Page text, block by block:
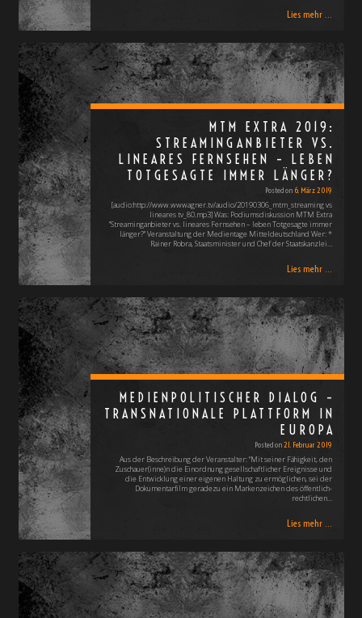
Lies mehr ...
MTM EXTRA 2019:
STREAMINGANBIETER VS.
LINEARES FERNSEHEN – LEBEN
TOTGESAGTE IMMER LÄNGER?
Posted on 6. März 2019
[audio:http://www.wwwagner.tv/audio/20190306_mtm_streaming vs
lineares tv_80.mp3] Was: Podiumsdiskussion MTM Extra
"Streaminganbieter vs. lineares Fernsehen – leben Totgesagte immer
länger?" Veranstaltung der Medientage Mitteldeutschland Wer: *
Rainer Robra, Staatsminister und Chef der Staatskanzlei…
Lies mehr ...
MEDIENPOLITISCHER DIALOG –
TRANSNATIONALE PLATTFORM IN
EUROPA
Posted on21. Februar 2019
Aus der Beschreibung der Veranstalter: "Mit seiner Fähigkeit, den
Zuschauer(inne)n die Einordnung gesellschaftlicher Ereignisse und
die Entwicklung einer eigenen Haltung zu ermöglichen, sei der
Dokumentarfilm geradezu ein Markenzeichen des öffentlich-
rechtlichen…
Lies mehr ...